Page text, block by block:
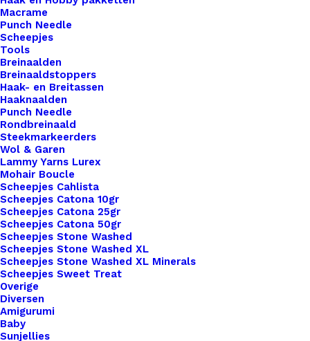
Macrame
Punch Needle
Scheepjes
Tools
Breinaalden
Breinaaldstoppers
Haak- en Breitassen
Haaknaalden
Punch Needle
Rondbreinaald
Steekmarkeerders
Wol & Garen
Lammy Yarns Lurex
Mohair Boucle
Scheepjes Cahlista
Scheepjes Catona 10gr
Scheepjes Catona 25gr
Scheepjes Catona 50gr
Scheepjes Stone Washed
Scheepjes Stone Washed XL
Scheepjes Stone Washed XL Minerals
Scheepjes Sweet Treat
Overige
Diversen
Amigurumi
Baby
Sunjellies
Darice
•
Plastic
Stramien
26X34cm
Silver
Metallic
Mesh:7
aantal
Toevoegen aan winkelwagen
Toevoegen aan verlanglijst
Artikelnummer
Categorie
Binnen 1-3 werkdagen verzonden
Veilig betalen
Unieke en kwaliteitsproducten